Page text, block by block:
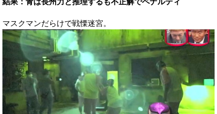
マスクマンだらけで戦慄迷宮。